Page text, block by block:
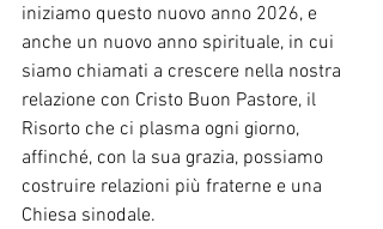
iniziamo questo nuovo anno 2026, e
anche un nuovo anno spirituale, in cui
siamo chiamati a crescere nella nostra
relazione con Cristo Buon Pastore, il
Risorto che ci plasma ogni giorno,
affinché, con la sua grazia, possiamo
costruire relazioni più fraterne e una
Chiesa sinodale.